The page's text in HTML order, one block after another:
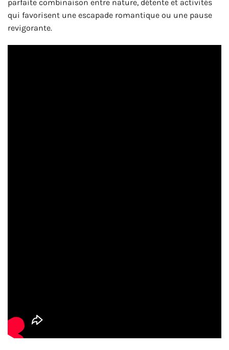
parfaite combinaison entre nature, détente et activités
qui favorisent une escapade romantique ou une pause
revigorante.